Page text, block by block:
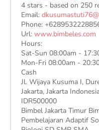
4stars - based on 250
Email:
Phone:
Url: www.bimbeles.com
Hours:
Sat-Sun 08:00am -
Mon-Fri 08:00am -
Cash
Jl. Wijaya Kusuma I,
Jakarta, Jakarta
IDR500000
Bimbel Jakarta Timur
Pembelajaran Adaptif